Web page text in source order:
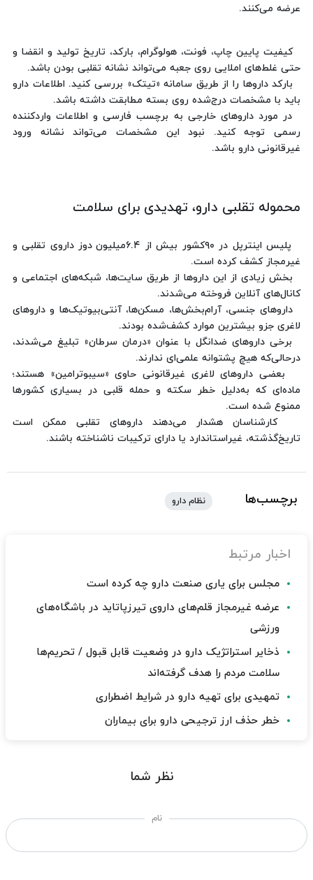
عرضه می‌کنند.
کیفیت پایین چاپ، فونت، هولوگرام، بارکد، تاریخ تولید و انقضا و
حتی غلط‌های املایی روی جعبه می‌تواند نشانه تقلبی بودن باشد.
بارکد داروها را از طریق سامانه «تیتک» بررسی کنید. اطلاعات دارو
باید با مشخصات درج‌شده روی بسته مطابقت داشته باشد.
در مورد داروهای خارجی به برچسب فارسی و اطلاعات واردکننده
رسمی توجه کنید. نبود این مشخصات می‌تواند نشانه ورود
غیرقانونی دارو باشد.
محموله تقلبی دارو، تهدیدی برای سلامت
پلیس اینترپل در ۹۰کشور بیش از ۶.۴میلیون دوز داروی تقلبی و
غیرمجاز کشف کرده است.
بخش زیادی از این داروها از طریق سایت‌ها، شبکه‌های اجتماعی و
کانال‌های آنلاین فروخته می‌شدند.
داروهای جنسی، آرام‌بخش‌ها، مسکن‌ها، آنتی‌بیوتیک‌ها و داروهای
لاغری جزو بیشترین موارد کشف‌شده بودند.
برخی داروهای ضدانگل با عنوان «درمان سرطان» تبلیغ می‌شدند،
درحالی‌که هیچ پشتوانه علمی‌ای ندارند.
بعضی داروهای لاغری غیرقانونی حاوی «سیبوترامین» هستند؛
ماده‌ای که به‌دلیل خطر سکته و حمله قلبی در بسیاری کشورها
ممنوع شده است.
کارشناسان هشدار می‌دهند داروهای تقلبی ممکن است
تاریخ‌گذشته، غیراستاندارد یا دارای ترکیبات ناشناخته باشند.
برچسب‌ها نظام دارو
اخبار مرتبط
مجلس برای یاری صنعت دارو چه کرده است
عرضه غیرمجاز قلم‌های داروی تیرزپاتاید در باشگاه‌های
ورزشی
ذخایر استراتژیک دارو در وضعیت قابل قبول / تحریم‌ها
سلامت مردم را هدف گرفته‌اند
تمهیدی برای تهیه دارو در شرایط اضطراری
خطر حذف ارز ترجیحی دارو برای بیماران
نظر شما
نام